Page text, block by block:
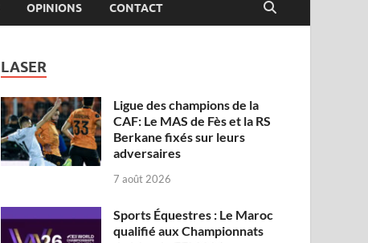
OPINIONS CONTACT
LASER
Ligue des champions de la
CAF: Le MAS de Fès et la RS
Berkane fixés sur leurs
adversaires
7 août 2026
Sports Équestres : Le Maroc
qualifié aux Championnats